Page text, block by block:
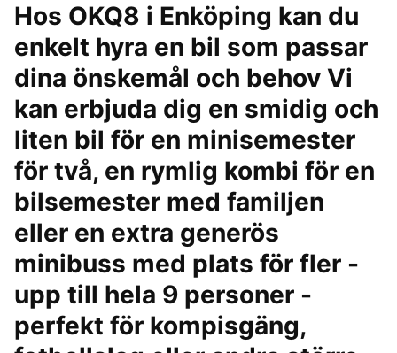
Hos OKQ8 i Enköping kan du
enkelt hyra en bil som passar
dina önskemål och behov Vi
kan erbjuda dig en smidig och
liten bil för en minisemester
för två, en rymlig kombi för en
bilsemester med familjen
eller en extra generös
minibuss med plats för fler -
upp till hela 9 personer -
perfekt för kompisgäng,